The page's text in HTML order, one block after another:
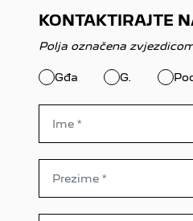
KONTAKTIRAJTE
Polja označena
Gđa G.